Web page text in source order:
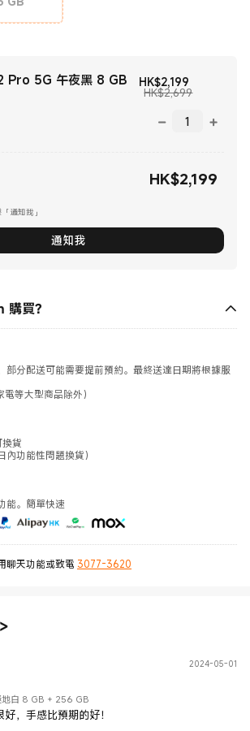
Pro 5G 午夜黑 8 GB
HK$2,199
HK$2,699市場價格
HK$2,199
通知我」
通知我
買？
部分配送可能需要提前預約。最終送達日期將根據服
等大型商品除外）
貨
內功能性問題換貨）
能。簡單快速
聊天功能或致電 3077-3620
>
2024-05-01
地白 8 GB + 256 GB
，手感比預期的好！